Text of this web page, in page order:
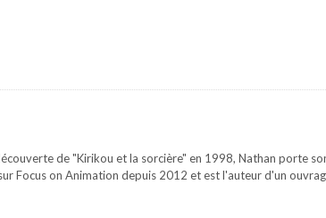
de "Kirikou et la sorcière" en 1998, Nathan porte
Focus on Animation depuis 2012 et est l'auteur d'un